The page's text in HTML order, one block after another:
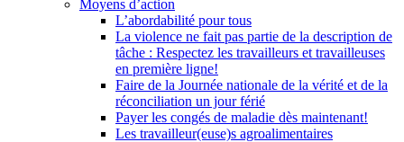
Moyens d’action
L’abordabilité pour tous
La violence ne fait pas partie de la description de
tâche : Respectez les travailleurs et travailleuses
en première ligne!
Faire de la Journée nationale de la vérité et de la
réconciliation un jour férié
Payer les congés de maladie dès maintenant!
Les travailleur(euse)s agroalimentaires